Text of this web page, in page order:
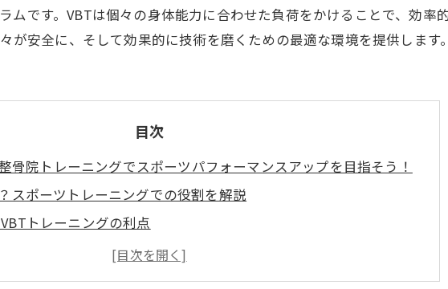
です。VBTは個々の身体能力に合わせた負荷をかけることで、効率
安全に、そして効果的に技術を磨くための最適な環境を提供します。
目次
骨院トレーニングでスポーツパフォーマンスアップを目指そう！
スポーツトレーニングでの役割を解説
トレーニングの利点
パフォーマンスを向上させるVBTのメカニズム
導入事例